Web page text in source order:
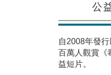
公
自2008年發
百萬人觀賞《
益短片。